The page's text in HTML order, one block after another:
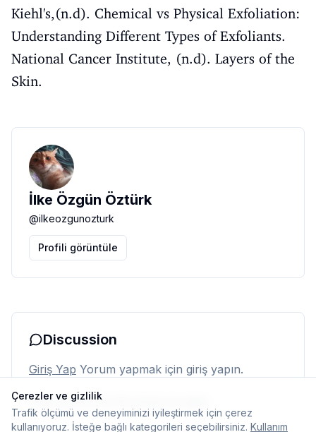
Kiehl's,(n.d). Chemical vs Physical Exfoliation:
Understanding Different Types of Exfoliants.
National Cancer Institute, (n.d). Layers of the
Skin.
İlke Özgün Öztürk
@ilkeozgunozturk
Profili görüntüle
Discussion
Giriş Yap Yorum yapmak için giriş yapın.
Henüz yorum yok. İlk yorumu siz yapın.
Çerezler ve gizlilik
Trafik ölçümü ve deneyiminizi iyileştirmek için çerez
kullanıyoruz. İsteğe bağlı kategorileri seçebilirsiniz. Kullanım